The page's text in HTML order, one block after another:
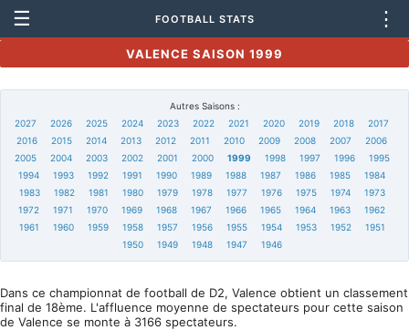
☰ FOOTBALL STATS ⋮
VALENCE SAISON 1999
Autres Saisons :
2027
2026 2025 2024 2023 2022 2021 2020 2019 2018
2017
2016
2015 2014 2013 2012 2011 2010 2009 2008 2007
2006
2005
2004 2003 2002 2001 2000 1999 1998 1997 1996
1995
1994
1993 1992 1991 1990 1989 1988 1987 1986 1985
1984
1983
1982 1981 1980 1979 1978 1977 1976 1975 1974
1973
1972
1971 1970 1969 1968 1967 1966 1965 1964 1963
1962
1961
1960 1959 1958 1957 1956 1955 1954 1953 1952
1951
1950
1949 1948 1947 1946
Dans ce championnat de football de D2, Valence obtient un classement
final de 18ème. L'affluence moyenne de spectateurs pour cette saison
de Valence se monte à 3166 spectateurs.